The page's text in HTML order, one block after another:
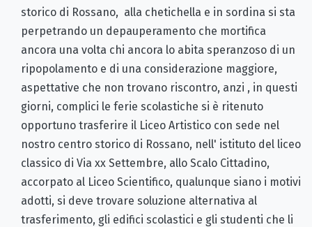
storico di Rossano, alla chetichella e in sordina si sta
perpetrando un depauperamento che mortifica
ancora una volta chi ancora lo abita speranzoso di un
ripopolamento e di una considerazione maggiore,
aspettative che non trovano riscontro, anzi , in questi
giorni, complici le ferie scolastiche si è ritenuto
opportuno trasferire il Liceo Artistico con sede nel
nostro centro storico di Rossano, nell' istituto del liceo
classico di Via xx Settembre, allo Scalo Cittadino,
accorpato al Liceo Scientifico, qualunque siano i motivi
adotti, si deve trovare soluzione alternativa al
trasferimento, gli edifici scolastici e gli studenti che li